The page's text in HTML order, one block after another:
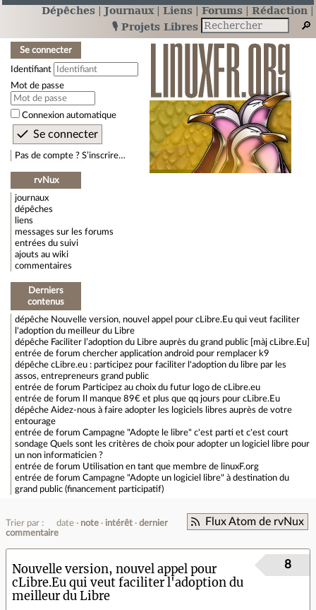
Dépêches Journaux Liens Forums
Rédaction
🎙️ Projets Libres
Se connecter
Identifiant
Mot de passe
Connexion automatique
Pas de compte ? S’inscrire…
rvNux
journaux
dépêches
liens
messages sur les forums
entrées du suivi
ajouts au wiki
commentaires
Derniers
contenus
dépêche Nouvelle version, nouvel appel pour cLibre.Eu qui veut faciliter
l'adoption du meilleur du Libre
dépêche Faciliter l’adoption du Libre auprès du grand public [màj cLibre.Eu]
entrée de forum chercher application android pour remplacer k9
dépêche cLibre.eu : participez pour faciliter l'adoption du libre par les
assos, entrepreneurs grand public
entrée de forum Participez au choix du futur logo de cLibre.eu
entrée de forum
Il manque 89€ et plus que qq jours pour cLibre.Eu
dépêche Aidez-nous à faire adopter les logiciels libres auprès de votre
entourage
entrée de forum Campagne "Adopte le libre" c'est parti et c'est court
sondage Quels sont les critères de choix pour adopter un logiciel libre pour
un non informaticien ?
entrée de forum Utilisation en tant que membre de linuxF.org
entrée de forum Campagne "Adopte un logiciel libre" à destination du
grand public (financement participatif)
Flux Atom de rvNux
Trier par : date note intérêt
dernier
commentaire
Nouvelle version, nouvel appel pour
cLibre.Eu qui veut faciliter l'adoption du
meilleur du Libre
8